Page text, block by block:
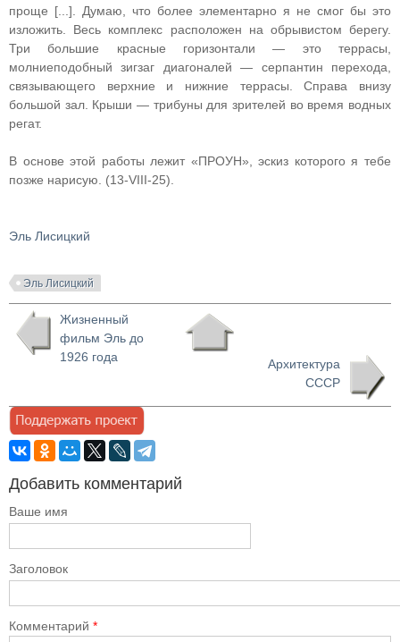
проще [...]. Думаю, что более элементарно я не смог бы это
изложить. Весь комплекс расположен на обрывистом берегу.
Три большие красные горизонтали — это террасы,
молниеподобный зигзаг диагоналей — серпантин перехода,
связывающего верхние и нижние террасы. Справа внизу
большой зал. Крыши — трибуны для зрителей во время водных
регат.
В основе этой работы лежит «ПРОУН», эскиз которого я тебе
позже нарисую. (13-VIII-25).
Эль Лисицкий
Эль Лисицкий
Жизненный
фильм Эль до
1926 года
Архитектура
СССР
Добавить комментарий
Ваше имя
Заголовок
Комментарий *